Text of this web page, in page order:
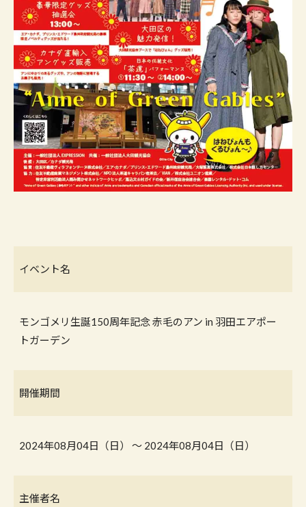
イベント名
モンゴメリ生誕150周年記念 赤毛のアン in 羽田エアポー
トガーデン
開催期間
2024年08月04日（日） 〜 2024年08月04日（日）
主催者名